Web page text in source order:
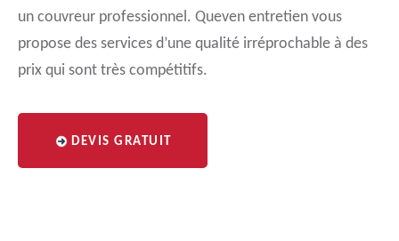
un couvreur professionnel. Queven entretien vous
propose des services d’une qualité irréprochable à des
prix qui sont très compétitifs.
DEVIS GRATUIT